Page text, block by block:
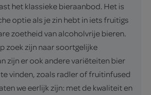
het klassieke bieraanbod. Het is
optie als je zin hebt in iets fruitigs
zoetheid van alcoholvrije bieren.
zoek zijn naar soortgelijke
zijn er ook andere variëteiten bier
vinden, zoals radler of fruitinfused
we eerlijk zijn: met de kwaliteit en